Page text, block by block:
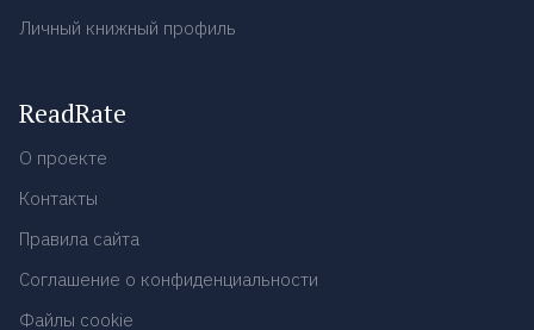
Личный книжный профиль
ReadRate
О проекте
Контакты
Правила сайта
Соглашение о конфиденциальности
Файлы cookie